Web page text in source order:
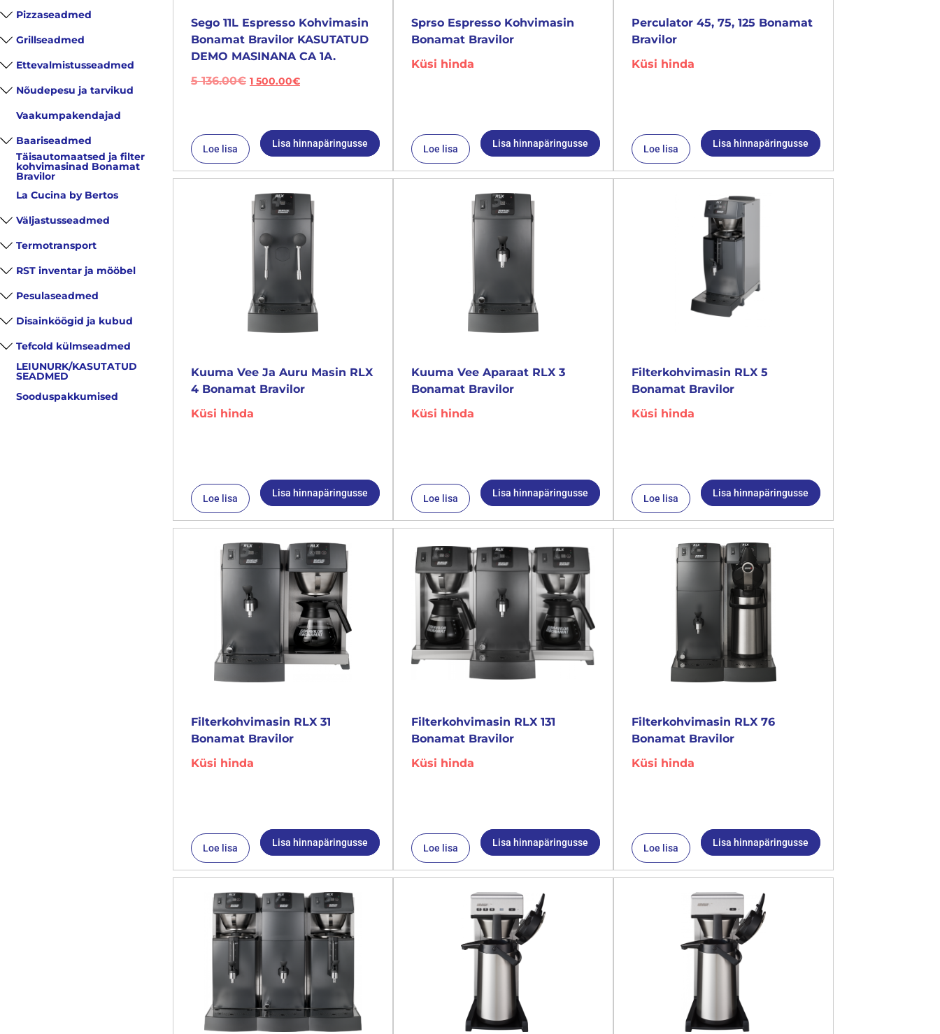
Pizzaseadmed
Grillseadmed
Ettevalmistusseadmed
Nõudepesu ja tarvikud
Vaakumpakendajad
Baariseadmed
Täisautomaatsed ja filter
kohvimasinad Bonamat
Bravilor
La Cucina by Bertos
Väljastusseadmed
Termotransport
RST inventar ja mööbel
Pesulaseadmed
Disainköögid ja kubud
Tefcold külmseadmed
LEIUNURK/KASUTATUD
SEADMED
Sooduspakkumised
Sego 11L Espresso Kohvimasin
Bonamat Bravilor KASUTATUD
DEMO MASINANA CA 1A.
5 136.00€ 1 500.00€
Loe lisa Lisa hinnapäringusse
Sprso Espresso Kohvimasin
Bonamat Bravilor
Küsi hinda
Loe lisa Lisa hinnapäringusse
Perculator 45, 75, 125 Bonamat
Bravilor
Küsi hinda
Loe lisa Lisa hinnapäringusse
Kuuma Vee Ja Auru Masin RLX
4 Bonamat Bravilor
Küsi hinda
Loe lisa Lisa hinnapäringusse
Kuuma Vee Aparaat RLX 3
Bonamat Bravilor
Küsi hinda
Loe lisa Lisa hinnapäringusse
Filterkohvimasin RLX 5
Bonamat Bravilor
Küsi hinda
Loe lisa Lisa hinnapäringusse
Filterkohvimasin RLX 31
Bonamat Bravilor
Küsi hinda
Loe lisa Lisa hinnapäringusse
Filterkohvimasin RLX 131
Bonamat Bravilor
Küsi hinda
Loe lisa Lisa hinnapäringusse
Filterkohvimasin RLX 76
Bonamat Bravilor
Küsi hinda
Loe lisa Lisa hinnapäringusse